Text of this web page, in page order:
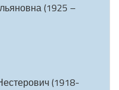
(1925 –
(1918-